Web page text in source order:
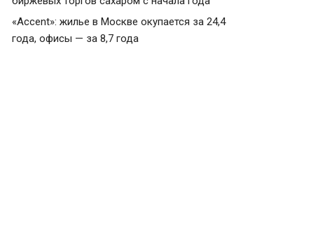
«Accent»: жилье в Москве окупается за 24,4
года, офисы — за 8,7 года